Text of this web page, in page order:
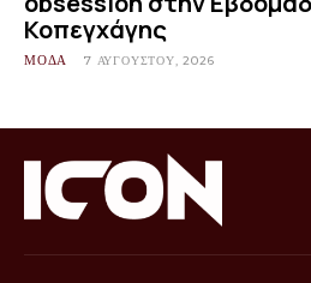
Κοπεγχάγης
ΜΟΔΑ 7 ΑΥΓΟΎΣΤΟΥ, 2026